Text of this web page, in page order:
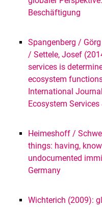
Beschäftigung
Spangenberg /
/ Settele, Josef
services is
ecosystem
International
Ecosystem
Heimeshoff /
things: having,
undocumented
Germany
Wichterich (2009):